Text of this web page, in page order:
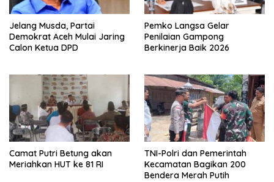
Jelang Musda, Partai
Demokrat Aceh Mulai Jaring
Calon Ketua DPD
Pemko Langsa Gelar
Penilaian Gampong
Berkinerja Baik 2026
Camat Putri Betung akan
Meriahkan HUT ke 81 RI
TNI-Polri dan Pemerintah
Kecamatan Bagikan 200
Bendera Merah Putih